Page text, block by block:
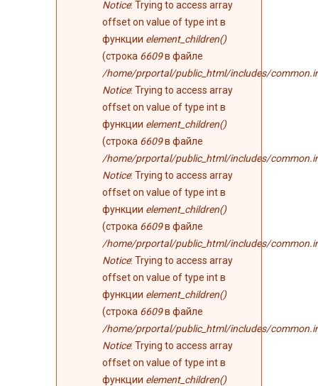
Notice: Trying to access array
offset on value of type int в
функции element_children()
(строка 6609в файле
/home/prportal/public_html/includes/
Notice: Trying to access array
offset on value of type int в
функции element_children()
(строка 6609в файле
/home/prportal/public_html/includes/
Notice: Trying to access array
offset on value of type int в
функции element_children()
(строка 6609в файле
/home/prportal/public_html/includes/
Notice: Trying to access array
offset on value of type int в
функции element_children()
(строка 6609в файле
/home/prportal/public_html/includes/
Notice: Trying to access array
offset on value of type int в
функции element_children()